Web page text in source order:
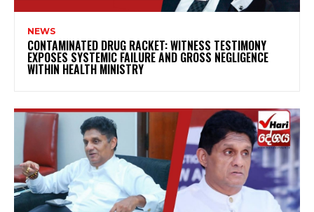
NEWS
CONTAMINATED DRUG RACKET: WITNESS TESTIMONY
EXPOSES SYSTEMIC FAILURE AND GROSS NEGLIGENCE
WITHIN HEALTH MINISTRY